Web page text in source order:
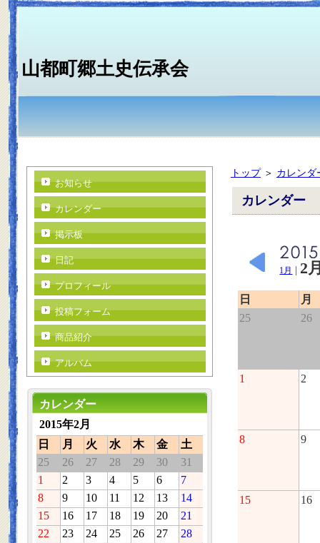
山都町郷土史伝承会
トップ＞ カレンダ
カレンダー
1月 | 2
日
月
25
26
1 2
8 9
15 16
お知らせ
カレンダー
掲示板
日記
プロフィール
投稿フォーム
商品紹介
アルバム
カレンダー
2015年2月
日
月 火 水 木 金
土
25
26 27 28 29 30
31
1
2 3 4 5 6
7
8
9 10 11 12 13
14
15
16 17 18 19 20
21
22
23 24 25 26 27
28